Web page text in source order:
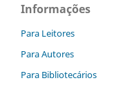
Informações
Para Leitores
Para Autores
Para Bibliotecários